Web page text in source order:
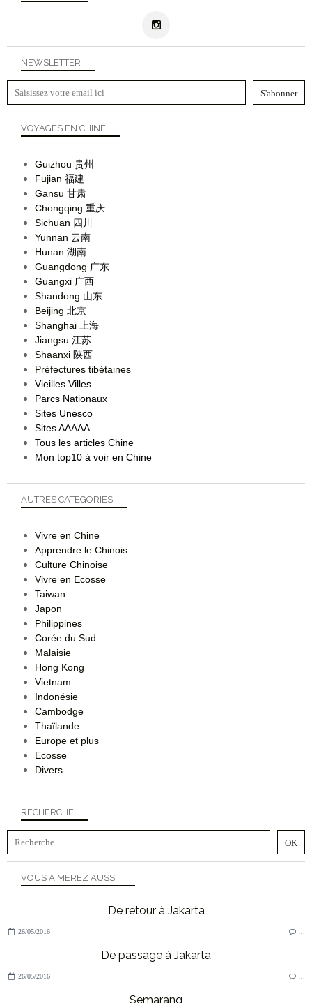
NEWSLETTER
RECHERCHE
VOUS AIMEREZ AUSSI :
De retour à Jakarta
26/05/2016
De passage à Jakarta
26/05/2016
Semarang
VOYAGES EN CHINE
Guizhou 贵州
Fujian 福建
Gansu 甘肃
Chongqing 重庆
Sichuan 四川
Yunnan 云南
Hunan 湖南
Guangdong 广东
Guangxi 广西
Shandong 山东
Beijing 北京
Shanghai 上海
Jiangsu 江苏
Shaanxi 陕西
Préfectures tibétaines
Vieilles Villes
Parcs Nationaux
Sites Unesco
Sites AAAAA
Tous les articles Chine
Mon top10 à voir en Chine
AUTRES CATEGORIES
Vivre en Chine
Apprendre le Chinois
Culture Chinoise
Vivre en Ecosse
Taiwan
Japon
Philippines
Corée du Sud
Malaisie
Hong Kong
Vietnam
Indonésie
Cambodge
Thaïlande
Europe et plus
Ecosse
Divers